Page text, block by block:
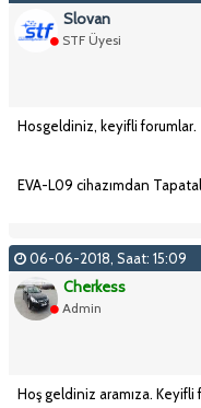
Slovan
STF Üyesi
Hosgeldiniz, keyifli forumlar.
EVA-L09 cihazımdan
06-06-2018, Saat: 15:09
Cherkess
Admin
Hoş geldiniz aramıza. Keyifli